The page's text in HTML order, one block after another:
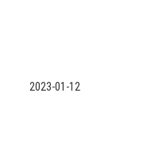
2023-01-12